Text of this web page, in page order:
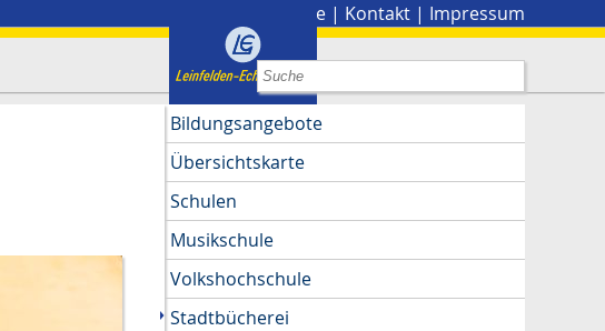
Presse | Kontakt | Impressum
Bildungsangebote
Übersichtskarte
Schulen
Musikschule
Volkshochschule
Stadtbücherei